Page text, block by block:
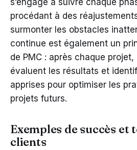
s’engage à suivre chaque
procédant à des
surmonter les obstacles
continue est également un
de PMC : après chaque projet,
évaluent les résultats et
apprises pour optimiser les
projets futurs.
Exemples de succès et
clients